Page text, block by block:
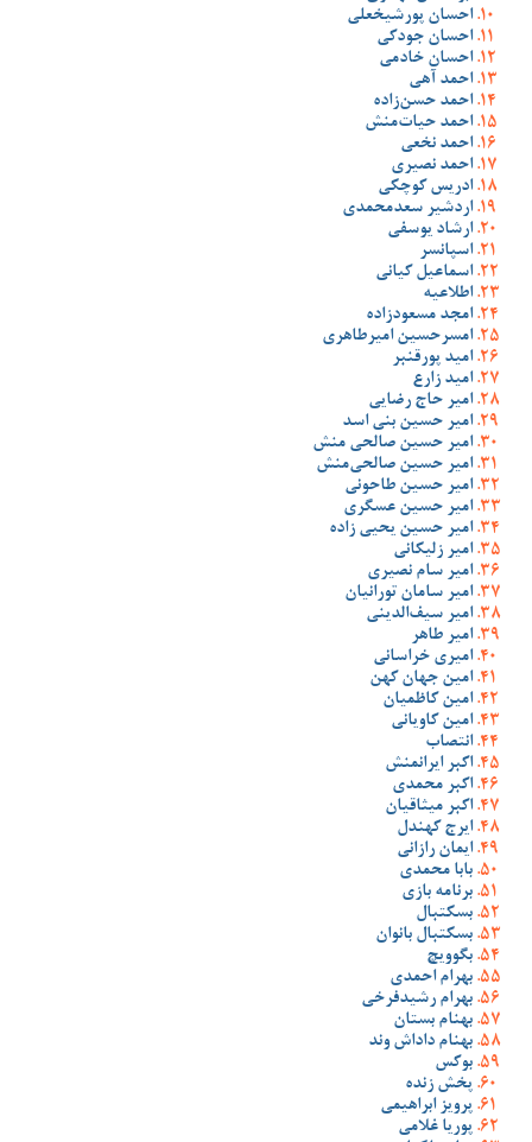
احسان پورشیخعلی
احسان جودکی
احسان خادمی
احمد آهی
احمد حسن‌زاده
احمد حیات‌منش
احمد نخعی
احمد نصیری
ادریس کوچکی
اردشیر سعدمحمدی
ارشاد یوسفی
اسپانسر
اسماعیل کیانی
اطلاعیه
امجد مسعودزاده
امسرحسین امیرطاهری
امید پورقنبر
امید زارع
امیر حاج رضایی
امیر حسین بنی اسد
امیر حسین صالحی منش
امیر حسین صالحی‌منش
امیر حسین طاحونی
امیر حسین عسگری
امیر حسین یحیی زاده
امیر زلیکانی
امیر سام نصیری
امیر سامان تورانیان
امیر سیف‌الدینی
امیر طاهر
امیری خراسانی
امین جهان کهن
امین کاظمیان
امین کاویانی
انتصاب
اکبر ایرانمنش
اکبر محمدی
اکبر میثاقیان
ایرج کهندل
ایمان رازانی
بابا محمدی
برنامه بازی
بسکتبال
بسکتبال بانوان
بگوویچ
بهرام احمدی
بهرام رشیدفرخی
بهنام بستان
بهنام داداش وند
بوکس
پخش زنده
پرویز ابراهیمی
پوریا غلامی